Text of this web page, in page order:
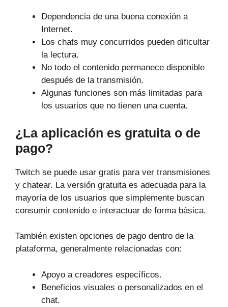
Dependencia de una buena conexión a
Internet.
Los chats muy concurridos pueden dificultar
la lectura.
No todo el contenido permanece disponible
después de la transmisión.
Algunas funciones son más limitadas para
los usuarios que no tienen una cuenta.
¿La aplicación es gratuita o de
pago?
Twitch se puede usar gratis para ver transmisiones
y chatear. La versión gratuita es adecuada para la
mayoría de los usuarios que simplemente buscan
consumir contenido e interactuar de forma básica.
También existen opciones de pago dentro de la
plataforma, generalmente relacionadas con:
Apoyo a creadores específicos.
Beneficios visuales o personalizados en el
chat.